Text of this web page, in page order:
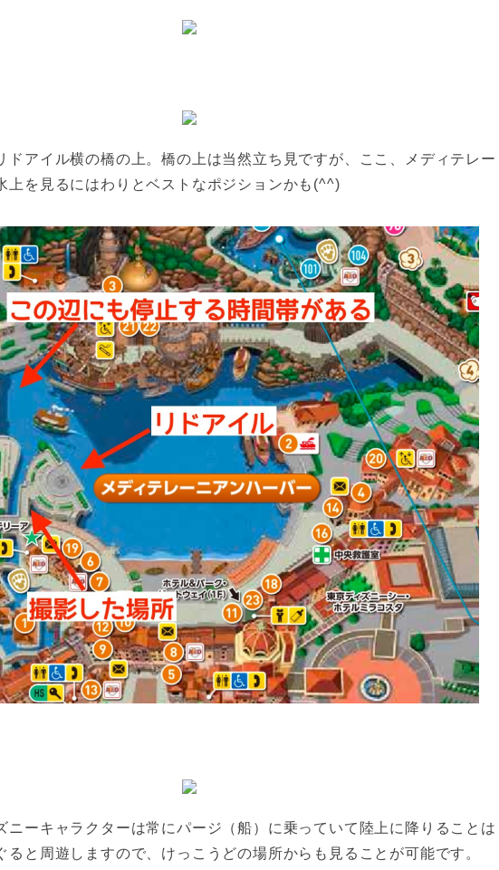
ドアイル横の橋の上。橋の上は当然立ち見ですが、ここ、メディテレー
上を見るにはわりとベストなポジションかも(^^)
ニーキャラクターは常にパージ（船）に乗っていて陸上に降りることは
ると周遊しますので、けっこうどの場所からも見ることが可能です。